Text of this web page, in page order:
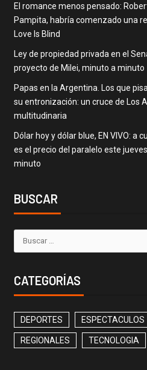
El romance menos pensado:
Pampita, habría comenzado una
Love Is Blind
Ley de propiedad privada en el
proyecto de Milei, minuto a minuto
Papas en la Argentina. Los que
su entronización: un cruce de Los
multitudinaria
Dólar hoy y dólar blue, EN VIVO: a
es el precio del paralelo este
minuto
BUSCAR
CATEGORÍAS
DEPORTES ESPECTACULOS
REGIONALES TECNOLOGIA